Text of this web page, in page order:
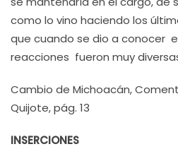
como lo vino haciendo los
que cuando se dio a conocer
reacciones fueron muy
Cambio de Michoacán,
Quijote, pág. 13
INSERCIONES